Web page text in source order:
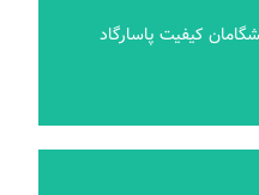
کیفیت پاسارگاد